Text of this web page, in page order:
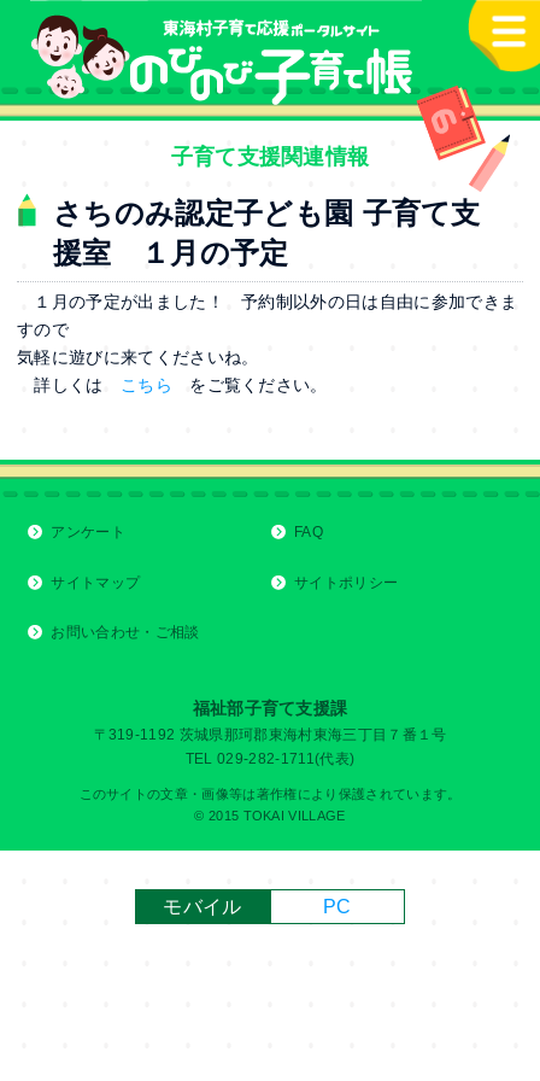
本文へ
子育て支援関連情報
さちのみ認定子ども園 子育て支
援室 １月の予定
１月の予定が出ました！ 予約制以外の日は自由に参加できま
すので
気軽に遊びに来てくださいね。
詳しくは
こちら をご覧ください。
アンケート FAQ
サイトマップ サイトポリシー
お問い合わせ・ご相談
福祉部子育て支援課
〒319-1192 茨城県那珂郡東海村東海三丁目７番１号
TEL 029-282-1711(代表)
このサイトの文章・画像等は著作権により保護されています。
© 2015 TOKAI VILLAGE
モバイル PC